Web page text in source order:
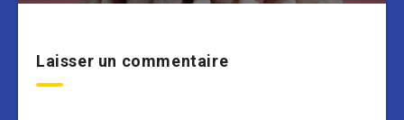
Laisser un commentaire